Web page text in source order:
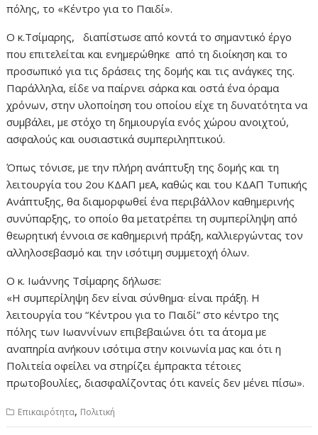
πόλης, το «Κέντρο για το Παιδί».
Ο κ.Τσίμαρης, διαπίστωσε από κοντά το σημαντικό έργο
που επιτελείται και ενημερώθηκε από τη διοίκηση και το
προσωπικό για τις δράσεις της δομής και τις ανάγκες της.
Παράλληλα, είδε να παίρνει σάρκα και οστά ένα όραμα
χρόνων, στην υλοποίηση του οποίου είχε τη δυνατότητα να
συμβάλει, με στόχο τη δημιουργία ενός χώρου ανοιχτού,
ασφαλούς και ουσιαστικά συμπεριληπτικού.
Όπως τόνισε, με την πλήρη ανάπτυξη της δομής και τη
λειτουργία του 2ου ΚΔΑΠ μεΑ, καθώς και του ΚΔΑΠ Τυπικής
Ανάπτυξης, θα διαμορφωθεί ένα περιβάλλον καθημερινής
συνύπαρξης, το οποίο θα μετατρέπει τη συμπερίληψη από
θεωρητική έννοια σε καθημερινή πράξη, καλλιεργώντας τον
αλληλοσεβασμό και την ισότιμη συμμετοχή όλων.
Ο κ. Ιωάννης Τσίμαρης δήλωσε:
«Η συμπερίληψη δεν είναι σύνθημα· είναι πράξη. Η
λειτουργία του “Κέντρου για το Παιδί” στο κέντρο της
πόλης των Ιωαννίνων επιβεβαιώνει ότι τα άτομα με
αναπηρία ανήκουν ισότιμα στην κοινωνία μας και ότι η
Πολιτεία οφείλει να στηρίζει έμπρακτα τέτοιες
πρωτοβουλίες, διασφαλίζοντας ότι κανείς δεν μένει πίσω».
Επικαιρότητα, Πολιτική